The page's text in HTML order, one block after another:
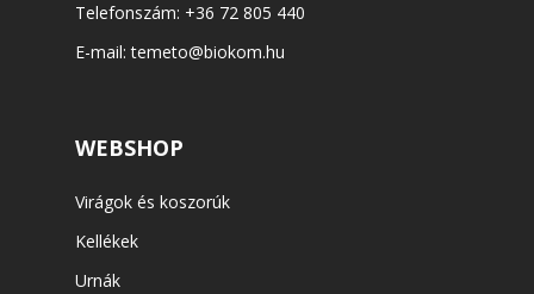
Telefonszám: +36 72 805 440
E-mail:temeto@biokom.hu
WEBSHOP
Virágok és koszorúk
Kellékek
Urnák